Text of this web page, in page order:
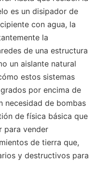
es un disipador de
con agua, la
la
de una estructura
un aislante natural
estos sistemas
por encima de
necesidad de bombas
de física básica que
para vender
de tierra que,
y destructivos para